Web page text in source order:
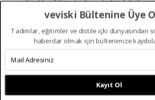
Sitemizdeki deneyiminizi geliştirmek
kullanımımızı kabul etmiş
KABUL ET
yönelik eğitim, tarih ve tadım
Türkiye Cumhuriyeti kanunları
görüntülemek için 18 yaşından
gerekmektedir.Giriş yapmak için
18 YAŞ VE ÜZERI 18 YAŞ
veviski Bültenine Üye
Tadımlar, eğitimler ve distile içki dünyasından
haberdar olmak için bültenimize
Kayıt Ol